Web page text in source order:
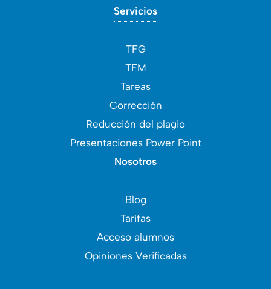
Servicios
TFG
TFM
Tareas
Corrección
Reducción del plagio
Presentaciones Power Point
Nosotros
Blog
Tarifas
Acceso alumnos
Opiniones Verificadas